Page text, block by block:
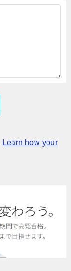
Learn how your